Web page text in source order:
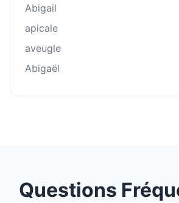
Abigail
apicale
aveugle
Abigaël
Questions